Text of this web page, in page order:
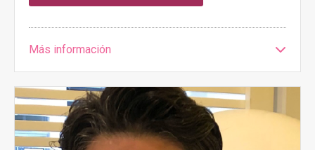
Más información